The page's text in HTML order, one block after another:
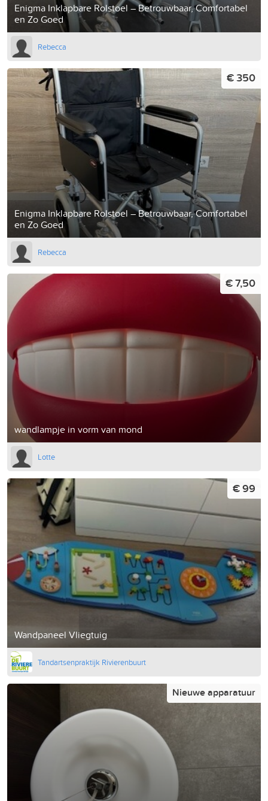
Enigma Inklapbare Rolstoel – Betrouwbaar, Comfortabel
en Zo Goed
Rebecca
Enigma Inklapbare Rolstoel – Betrouwbaar, Comfortabel
en Zo Goed
€ 350
Rebecca
wandlampje in vorm van mond
€ 7,50
Lotte
Wandpaneel Vliegtuig
€ 99
Tandartsenpraktijk Rivierenbuurt
Nieuwe apparatuur